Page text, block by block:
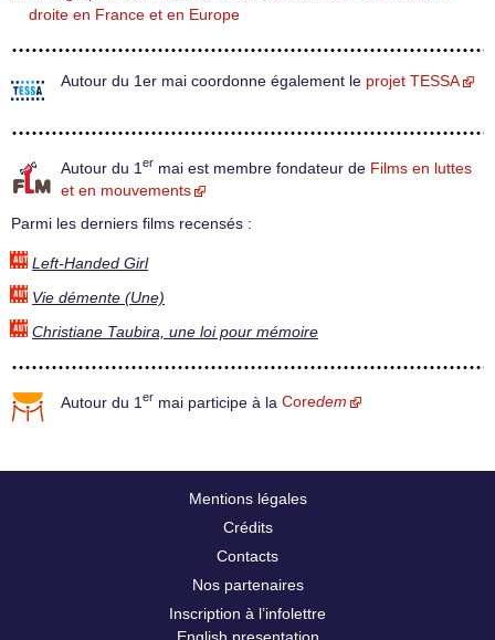
droite en France et en Europe
Autour du 1er mai coordonne également le projet TESSA
Autour du 1 er mai est membre fondateur de Films en luttes
et en mouvements
Parmi les derniers films recensés :
Left-Handed Girl
Vie démente (Une)
Christiane Taubira, une loi pour mémoire
Autour du 1 er mai participe à la Coredem
Mentions légales
Crédits
Contacts
Nos partenaires
Inscription à l’infolettre
English presentation